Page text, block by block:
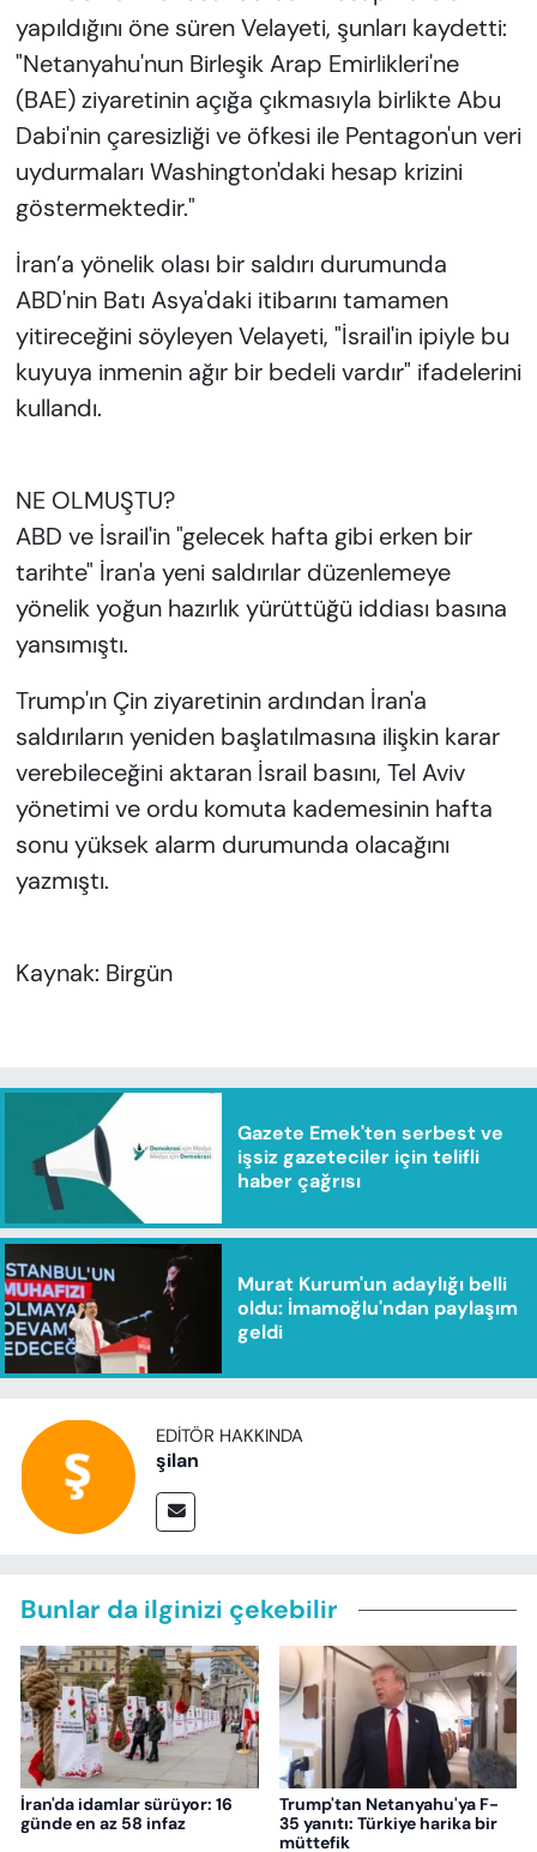
yapıldığını öne süren Velayeti, şunları kaydetti:
"Netanyahu'nun Birleşik Arap Emirlikleri'ne
(BAE) ziyaretinin açığa çıkmasıyla birlikte Abu
Dabi'nin çaresizliği ve öfkesi ile Pentagon'un veri
uydurmaları Washington'daki hesap krizini
göstermektedir."
İran’a yönelik olası bir saldırı durumunda
ABD'nin Batı Asya'daki itibarını tamamen
yitireceğini söyleyen Velayeti, "İsrail'in ipiyle bu
kuyuya inmenin ağır bir bedeli vardır" ifadelerini
kullandı.
NE OLMUŞTU?
ABD ve İsrail'in "gelecek hafta gibi erken bir
tarihte" İran'a yeni saldırılar düzenlemeye
yönelik yoğun hazırlık yürüttüğü iddiası basına
yansımıştı.
Trump'ın Çin ziyaretinin ardından İran'a
saldırıların yeniden başlatılmasına ilişkin karar
verebileceğini aktaran İsrail basını, Tel Aviv
yönetimi ve ordu komuta kademesinin hafta
sonu yüksek alarm durumunda olacağını
yazmıştı.
Kaynak: Birgün
Gazete Emek'ten serbest ve
işsiz gazeteciler için telifli
haber çağrısı
Murat Kurum'un adaylığı belli
oldu: İmamoğlu'ndan paylaşım
geldi
EDITÖR HAKKINDA
şilan
Bunlar da ilginizi çekebilir
İran'da idamlar sürüyor: 16
günde en az 58 infaz
Trump'tan Netanyahu'ya F-
35 yanıtı: Türkiye harika bir
müttefik